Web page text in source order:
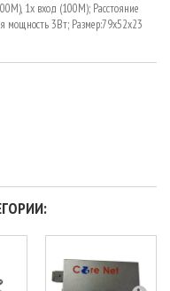
1x вход (100M); Расстояние
мощность 3Вт; Размер:79x52x23